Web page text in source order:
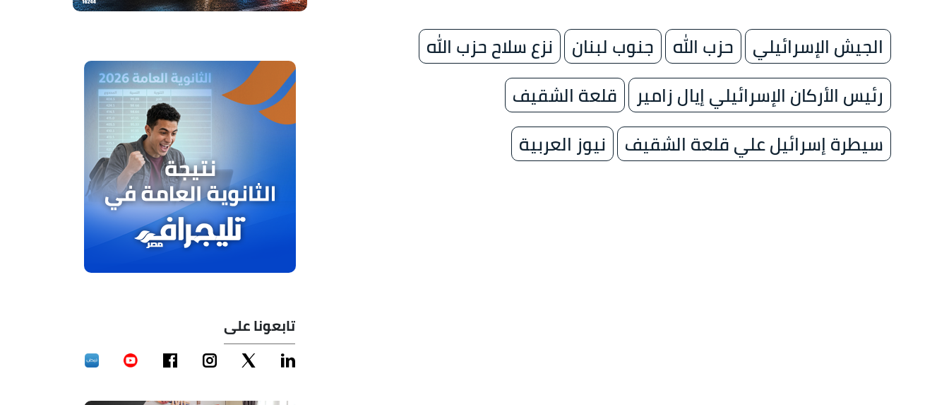
الجيش الإسرائيلي حزب الله جنوب لبنان
نزع سلاح حزب الله
رئيس الأركان الإسرائيلي إيال زامير
قلعة الشقيف
سيطرة إسرائيل علي قلعة الشقيف
نيوز العربية
تابعونا على